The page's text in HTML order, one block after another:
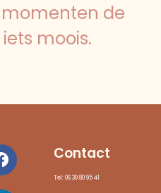
de
moois.
Contact
Tel: 06 39 80 95 41